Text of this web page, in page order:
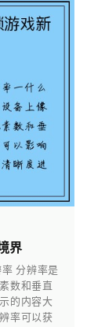
界
分辨率是
数和垂直
的内容大
率可以获